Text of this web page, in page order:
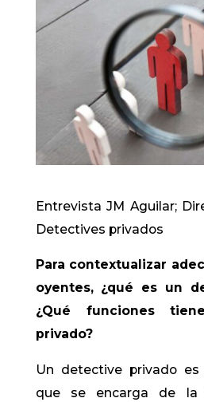
Entrevista JM Aguilar;
Detectives privados
Para contextualizar
oyentes, ¿qué es un
¿Qué funciones
privado?
Un detective privado es
que se encarga de la